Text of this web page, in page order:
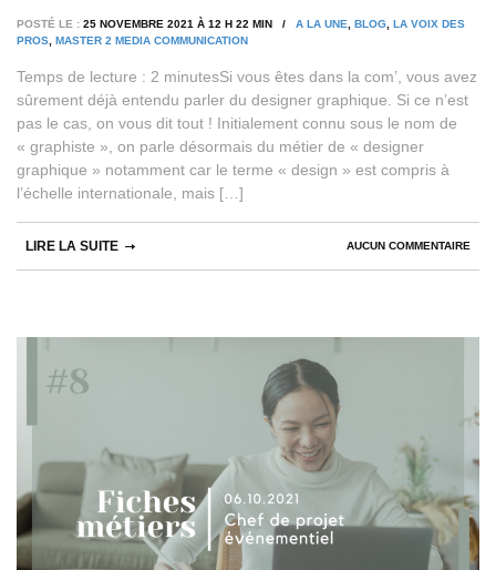
POSTÉ LE : 25 NOVEMBRE 2021 À 12 H 22 MIN / A LA UNE BLOG LA VOIX DES
PROS MASTER 2 MEDIA COMMUNICATION
Temps de lecture : 2 minutesSi vous êtes dans la com’, vous avez
sûrement déjà entendu parler du designer graphique. Si ce n’est
pas le cas, on vous dit tout ! Initialement connu sous le nom de
« graphiste », on parle désormais du métier de « designer
graphique » notamment car le terme « design » est compris à
l’échelle internationale, mais […]
AUCUN COMMENTAIRE
LIRE LA SUITE